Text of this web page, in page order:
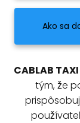
Ako sa
CABLAB
tým, že